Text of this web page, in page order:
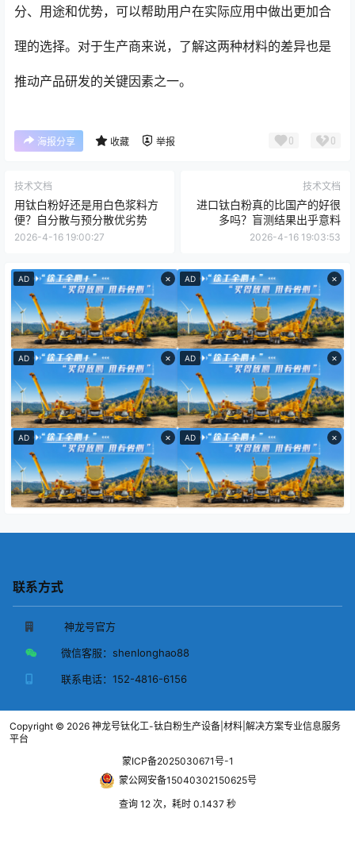
分、用途和优势，可以帮助用户在实际应用中做出更加合
理的选择。对于生产商来说，了解这两种材料的差异也是
推动产品研发的关键因素之一。
海报分享 收藏 举报 0 0
技术文档
用钛白粉好还是用白色浆料方
便？自分散与预分散优劣势
2026-4-16 19:00:27
技术文档
进口钛白粉真的比国产的好很
多吗？盲测结果出乎意料
2026-4-16 19:03:53
×
AD ×
AD
×
AD ×
AD
×
AD ×
AD
联系方式
神龙号官方
微信客服： shenlonghao88
联系电话： 152-4816-6156
Copyright © 2026 神龙号钛化工-钛白粉生产设备|材料|解决方案专业信息服务
平台
蒙ICP备2025030671号-1
蒙公网安备15040302150625号
查询 12 次，耗时 0.1437 秒